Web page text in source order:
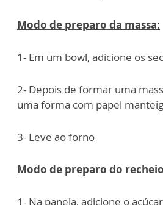
Modo de preparo da massa:
1- Em um bowl, adicione os
2- Depois de formar uma
uma forma com papel
3- Leve ao forno
Modo de preparo do
1- Na panela, adicione o